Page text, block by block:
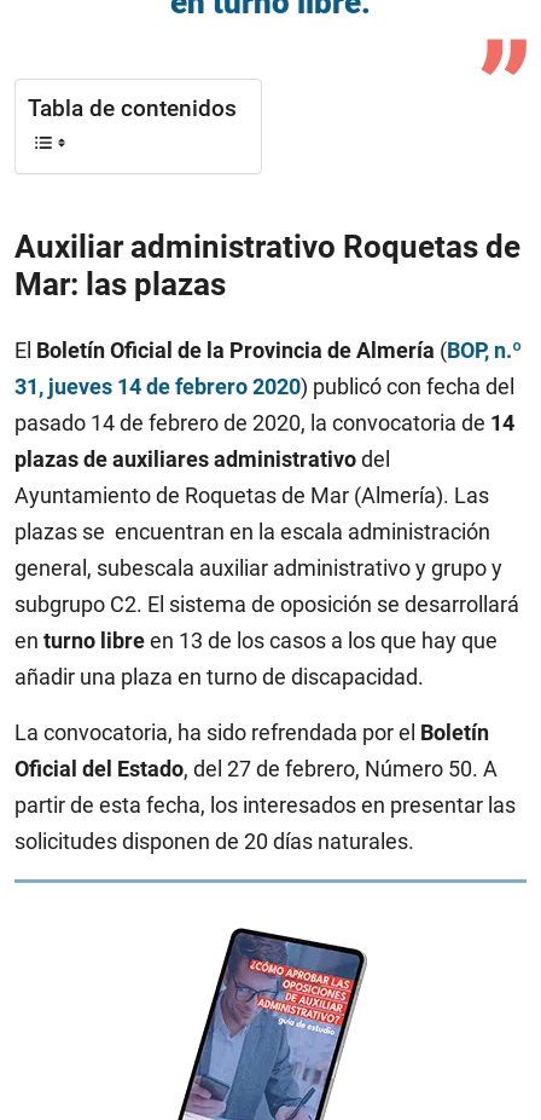
Tabla de contenidos
Auxiliar administrativo Roquetas de
Mar: las plazas
El Boletín Oficial de la Provincia de Almería (BOP, n.º
31, jueves 14 de febrero 2020) publicó con fecha del
pasado 14 de febrero de 2020, la convocatoria de 14
plazas de auxiliares administrativodel
Ayuntamiento de Roquetas de Mar (Almería). Las
plazas se encuentran en la escala administración
general, subescala auxiliar administrativo y grupo y
subgrupo C2. El sistema de oposición se desarrollará
en turno libreen 13 de los casos a los que hay que
añadir una plaza en turno de discapacidad.
La convocatoria, ha sido refrendada por el Boletín
Oficial del Estado, del 27 de febrero, Número 50. A
partir de esta fecha, los interesados en presentar las
solicitudes disponen de 20 días naturales.